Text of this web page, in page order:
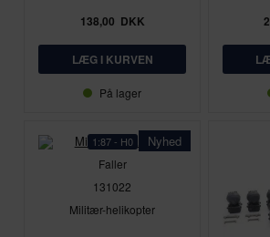
138,00 DKK
På lager
Nyhed
1:87 - H0
Faller
131022
Militær-helikopter